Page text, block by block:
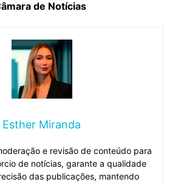
de Notícias
Esther Miranda
e revisão de conteúdo para
de notícias, garante a qualidade
das publicações, mantendo